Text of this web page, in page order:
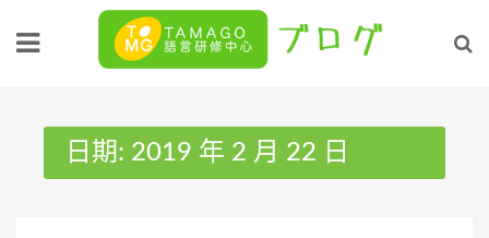
日期: 2019 年 2 月 22 日